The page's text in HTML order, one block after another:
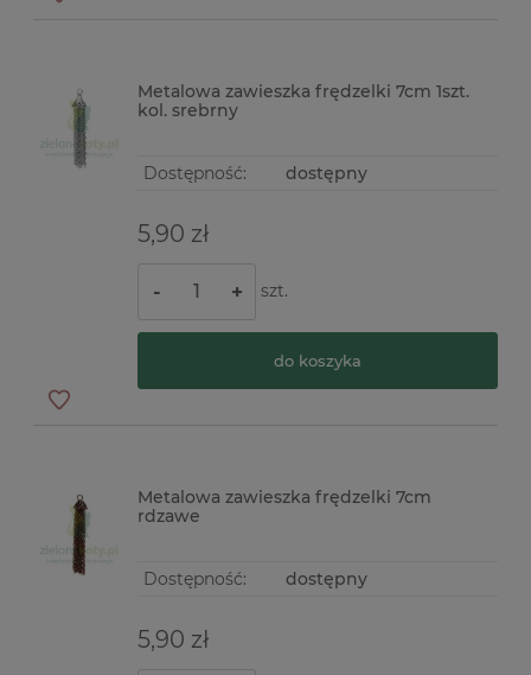
Metalowa zawieszka frędzelki 7cm 1szt.
kol. srebrny
Dostępność: dostępny
5,90 zł
- + szt.
do koszyka
Metalowa zawieszka frędzelki 7cm
rdzawe
Dostępność: dostępny
5,90 zł